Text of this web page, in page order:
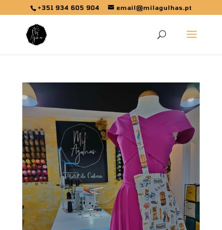
+351 934 605 904 email@milagulhas.pt